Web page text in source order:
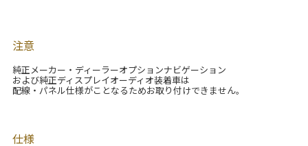
注意
純正メーカー・ディーラーオプションナビゲーション
および純正ディスプレイオーディオ装着車は
配線・パネル仕様がことなるためお取り付けできません。
仕様